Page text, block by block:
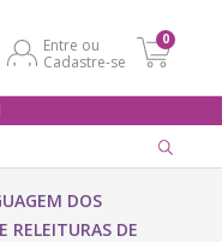
Entre ou
Cadastre-se
0
DOS
RELEITURAS DE